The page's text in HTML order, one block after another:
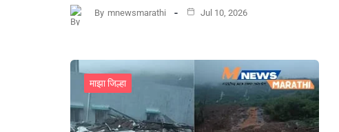
By mnewsmarathi Jul 10, 2026
माझा जिल्हा